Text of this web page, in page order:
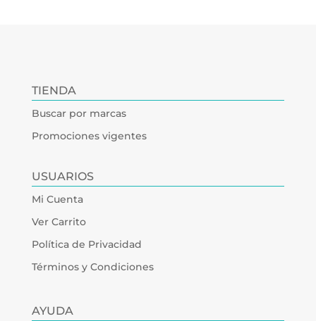
TIENDA
Buscar por marcas
Promociones vigentes
USUARIOS
Mi Cuenta
Ver Carrito
Política de Privacidad
Términos y Condiciones
AYUDA